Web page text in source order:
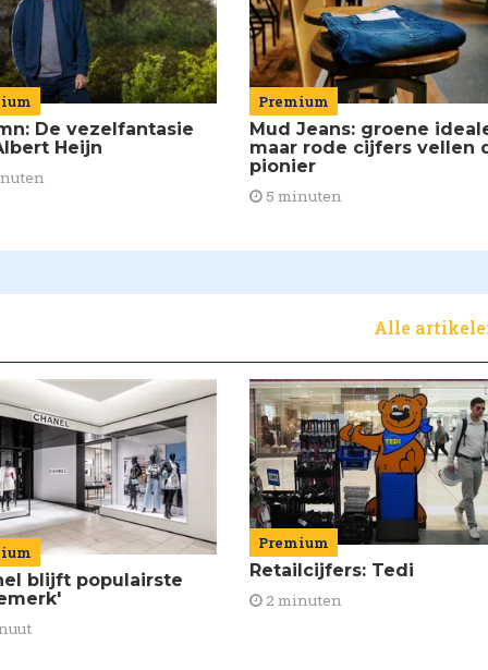
De vezelfantasie
Heijn
Premium
Mud Jeans: groene
maar rode cijfers vellen
pionier
5 minuten
Alle
blijft populairste
Premium
Retailcijfers: Tedi
2 minuten